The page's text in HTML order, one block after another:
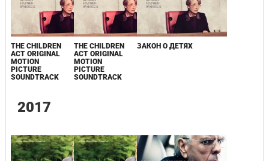
THE CHILDREN
ACT ORIGINAL
MOTION
PICTURE
SOUNDTRACK
THE CHILDREN
ACT ORIGINAL
MOTION
PICTURE
SOUNDTRACK
ЗАКОН О ДЕТЯХ
2017